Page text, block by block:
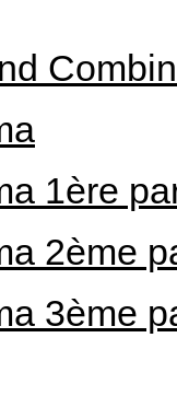
1ère
2ème
3ème